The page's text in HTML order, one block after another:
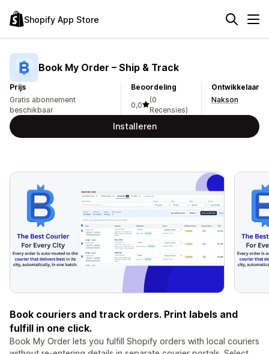
Shopify App Store
Book My Order – Ship & Track
Prijs
Gratis abonnement
beschikbaar
Beoordeling
0,0
(0
Recensies)
Ontwikkelaar
Nakson
Installeren
Book couriers and track orders. Print labels and
fulfill in one click.
Book My Order lets you fulfill Shopify orders with local couriers